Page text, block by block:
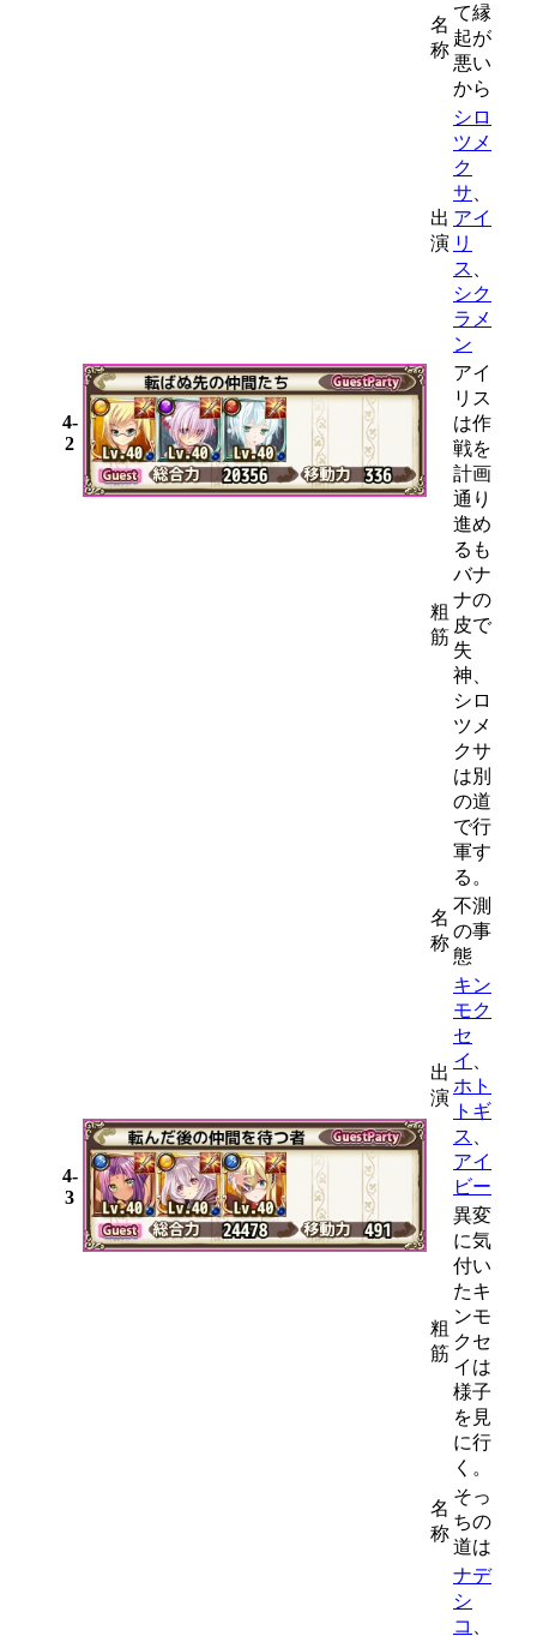
4-
2
名
称
て縁
起が
悪い
から
出
演
シロ
ツメ
ク
サ
アイ
リ
ス
シク
ラメ
ン
粗
筋
アイ
リス
は作
戦を
計画
通り
進め
るも
バナ
ナの
皮で
失
神、
シロ
ツメ
クサ
は別
の道
で行
軍す
る。
4-
3
名
称
不測
の事
態
出
演
キン
モク
セ
イ
ホト
トギ
ス
アイ
ビー
粗
筋
異変
に気
付い
たキ
ンモ
クセ
イは
様子
を見
に行
く。
名
称
そっ
ちの
道は
ナデ
シ
コ